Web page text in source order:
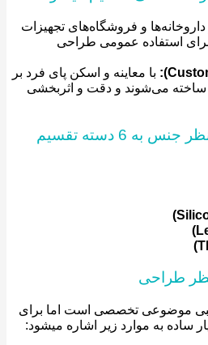
و فروشگاه‌های تجهیزات
عمومی طراحی
با معاینه و اسکن پای فرد بر
می‌شوند و دقت و اثربخشی
2-2 . کفی های طبی از نظر جنس به 6 دسته تقسیم
تخصصی است اما برای
به موارد زیر اشاره میشود: